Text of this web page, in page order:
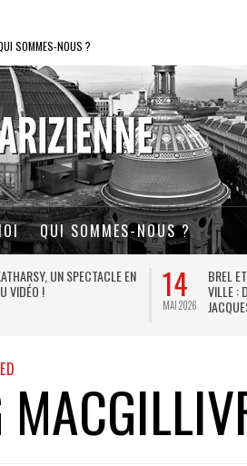
SOMMES-NOUS ?
QUI SOMMES-NOUS ?
UN SPECTACLE EN
VIDÉO !
14
MAI 2026
BREL
VILLE :